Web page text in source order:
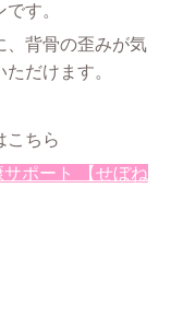
す。
、背骨の歪みが気
だけます。
こちら
ポート 【せぼね